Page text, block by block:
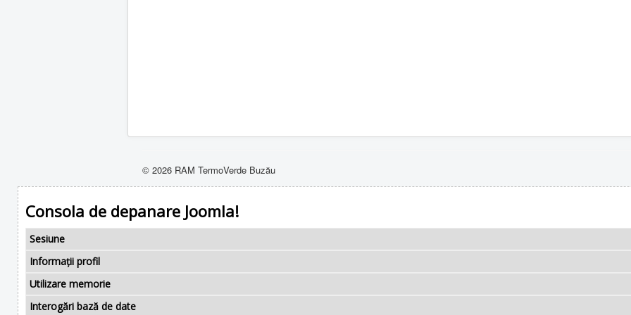
© 2026 RAM TermoVerde Buzău
Consola de depanare Joomla!
Sesiune
Informații profil
Utilizare memorie
Interogări bază de date